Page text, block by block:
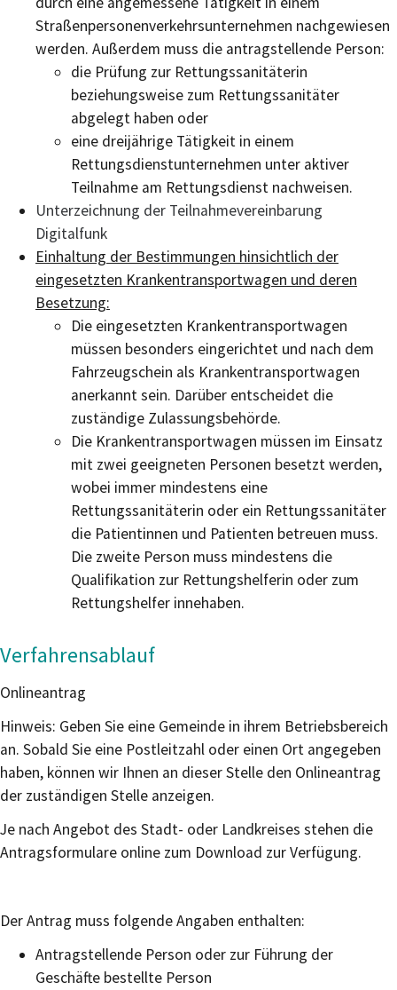
Straßenpersonenverkehrsunternehmen nachgewiesen
werden. Außerdem muss die antragstellende Person:
die Prüfung zur Rettungssanitäterin
beziehungsweise zum Rettungssanitäter
abgelegt haben oder
eine dreijährige Tätigkeit in einem
Rettungsdienstunternehmen unter aktiver
Teilnahme am Rettungsdienst nachweisen.
Unterzeichnung der Teilnahmevereinbarung
Digitalfunk
Einhaltung der Bestimmungen hinsichtlich der
eingesetzten Krankentransportwagen und deren
Besetzung:
Die eingesetzten Krankentransportwagen
müssen besonders eingerichtet und nach dem
Fahrzeugschein als Krankentransportwagen
anerkannt sein. Darüber entscheidet die
zuständige Zulassungsbehörde.
Die Krankentransportwagen müssen im Einsatz
mit zwei geeigneten Personen besetzt werden,
wobei immer mindestens eine
Rettungssanitäterin oder ein Rettungssanitäter
die Patientinnen und Patienten betreuen muss.
Die zweite Person muss mindestens die
Qualifikation zur Rettungshelferin oder zum
Rettungshelfer innehaben.
Verfahrensablauf
Onlineantrag
Hinweis: Geben Sie eine Gemeinde in ihrem Betriebsbereich
an. Sobald Sie eine Postleitzahl oder einen Ort angegeben
haben, können wir Ihnen an dieser Stelle den Onlineantrag
der zuständigen Stelle anzeigen.
Je nach Angebot des Stadt- oder Landkreises stehen die
Antragsformulare online zum Download zur Verfügung.
Der Antrag muss folgende Angaben enthalten:
Antragstellende Person oder zur Führung der
Geschäfte bestellte Person